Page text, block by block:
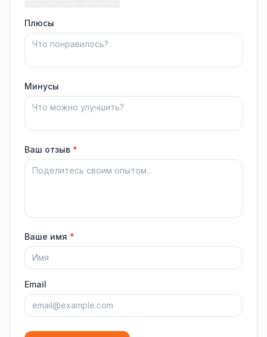
Плюсы
Минусы
Ваш отзыв *
Ваше имя *
Email